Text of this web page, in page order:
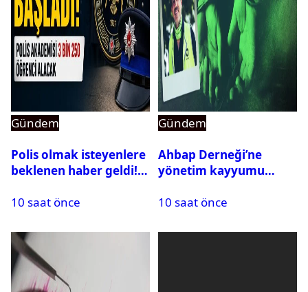
Gündem
Polis olmak isteyenlere
beklenen haber geldi!
10 saat önce
Gündem
Ahbap Derneği’ne
yönetim kayyumu
açıldı
10 saat önce